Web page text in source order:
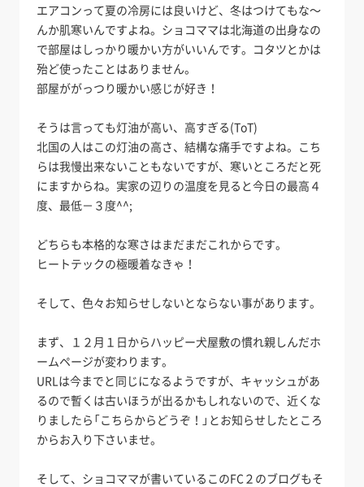
エアコンって夏の冷房には良いけど、冬はつけてもな～
んか肌寒いんですよね。ショコママは北海道の出身なの
で部屋はしっかり暖かい方がいいんです。コタツとかは
殆ど使ったことはありません。
部屋ががっつり暖かい感じが好き！
そうは言っても灯油が高い、高すぎる(ToT)
北国の人はこの灯油の高さ、結構な痛手ですよね。こち
らは我慢出来ないこともないですが、寒いところだと死
にますからね。実家の辺りの温度を見ると今日の最高４
度、最低－３度^^;
どちらも本格的な寒さはまだまだこれからです。
ヒートテックの極暖着なきゃ！
そして、色々お知らせしないとならない事があります。
まず、１２月１日からハッピー犬屋敷の慣れ親しんだホ
ームページが変わります。
URLは今までと同じになるようですが、キャッシュがあ
るので暫くは古いほうが出るかもしれないので、近くな
りましたら「こちらからどうぞ！」とお知らせしたところ
からお入り下さいませ。
そして、ショコママが書いているこのFC２のブログもそ